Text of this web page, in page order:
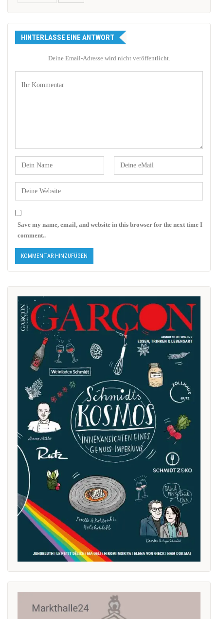
HINTERLASSE EINE ANTWORT
Deine Email-Adresse wird nicht veröffentlicht.
Save my name, email, and website in this browser for the next time I
comment..